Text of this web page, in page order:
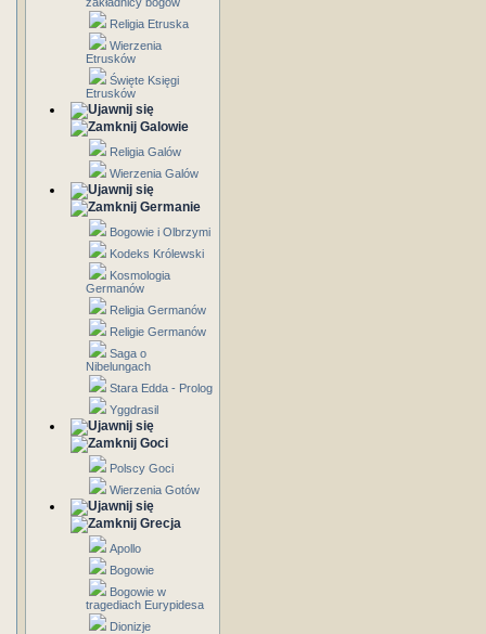
Religia Etruska
Wierzenia
Etrusków
Święte Księgi
Etrusków
Galowie
Religia Galów
Wierzenia Galów
Germanie
Bogowie i Olbrzymi
Kodeks Królewski
Kosmologia
Germanów
Religia Germanów
Religie Germanów
Saga o
Nibelungach
Stara Edda - Prolog
Yggdrasil
Goci
Polscy Goci
Wierzenia Gotów
Grecja
Apollo
Bogowie
Bogowie w
tragediach Eurypidesa
Dionizje